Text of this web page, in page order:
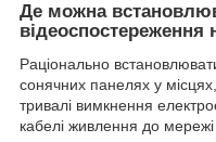
Де можна
відеоспостереження
Раціонально
сонячних панелях у
тривалі вимкнення
кабелі живлення до мережі